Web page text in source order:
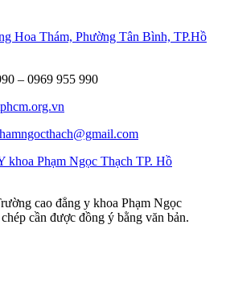
Hoa Thám, Phường Tân Bình, TP.Hồ
– 0969 955 990
khoa Phạm Ngọc Thạch TP. Hồ
cao đẳng y khoa Phạm Ngọc
cần được đồng ý bằng văn bản.